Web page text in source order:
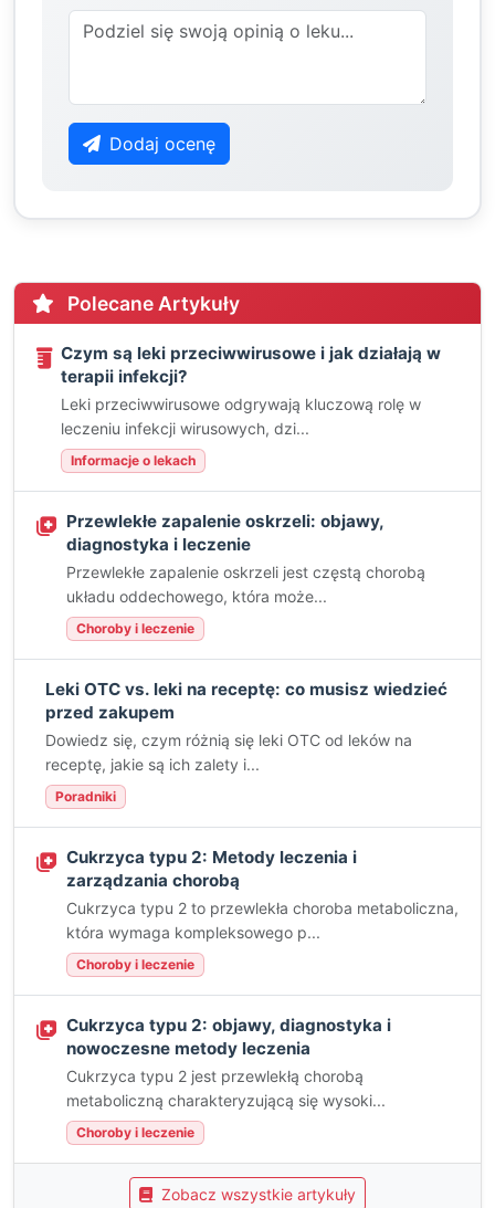
Dodaj ocenę
Polecane Artykuły
Czym są leki przeciwwirusowe i jak działają w
terapii infekcji?
Leki przeciwwirusowe odgrywają kluczową rolę w
leczeniu infekcji wirusowych, dzi...
Informacje o lekach
Przewlekłe zapalenie oskrzeli: objawy,
diagnostyka i leczenie
Przewlekłe zapalenie oskrzeli jest częstą chorobą
układu oddechowego, która może...
Choroby i leczenie
Leki OTC vs. leki na receptę: co musisz wiedzieć
przed zakupem
Dowiedz się, czym różnią się leki OTC od leków na
receptę, jakie są ich zalety i...
Poradniki
Cukrzyca typu 2: Metody leczenia i
zarządzania chorobą
Cukrzyca typu 2 to przewlekła choroba metaboliczna,
która wymaga kompleksowego p...
Choroby i leczenie
Cukrzyca typu 2: objawy, diagnostyka i
nowoczesne metody leczenia
Cukrzyca typu 2 jest przewlekłą chorobą
metaboliczną charakteryzującą się wysoki...
Choroby i leczenie
Zobacz wszystkie artykuły